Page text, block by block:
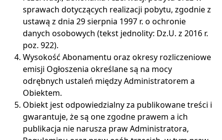
sprawach dotyczących realizacji pobytu, zgodnie z
ustawą z dnia 29 sierpnia 1997 r. o ochronie
danych osobowych (tekst jednolity: Dz.U. z 2016 r.
poz. 922).
Wysokość Abonamentu oraz okresy rozliczeniowe
emisji Ogłoszenia określane są na mocy
odrębnych ustaleń między Administratorem a
Obiektem.
Obiekt jest odpowiedzialny za publikowane treści i
gwarantuje, że są one zgodne prawem a ich
publikacja nie narusza praw Administratora,